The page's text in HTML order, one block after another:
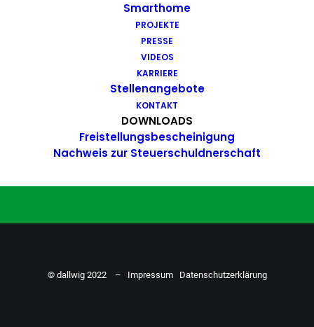
Smarthome
PROJEKTE
PRESSE
VIDEOS
KARRIERE
Stellenangebote
KONTAKT
DOWNLOADS
Freistellungsbescheinigung
Nachweis zur Steuerschuldnerschaft
Du hast Bock auf einen Job mit
Action. Bewirb dich ganz einfach
ZU DEN STELLENANGEBOTEN
© dallwig 2022 – Impressum Datenschutzerklärung